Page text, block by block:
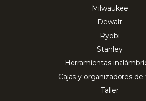
Milwaukee
Dewalt
Ryobi
Stanley
Herramientas
Cajas y organizadores de
Taller